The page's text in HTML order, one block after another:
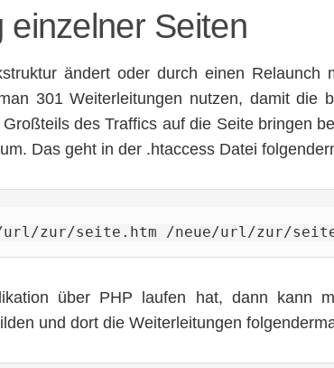
einzelner Seiten
ändert oder durch einen Relaunch
301 Weiterleitungen nutzen, damit die
des Traffics auf die Seite bringen
Das geht in der .htaccess Datei
url/zur/seite.htm /neue/url/zur/
über PHP laufen hat, dann kann
und dort die Weiterleitungen